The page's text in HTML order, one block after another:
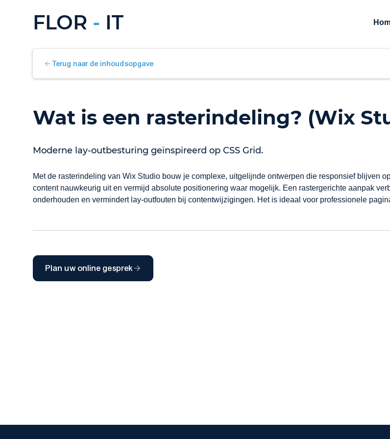
FLOR - IT
Terug naar de inhoudsopgave
Wat is een rasterindeling? (Wix
Moderne lay-outbesturing geïnspireerd op CSS Grid.
Met de rasterindeling van Wix Studio bouw je complexe, uitgelijnde ontwerpen die responsief blijven
content nauwkeurig uit en vermijd absolute positionering waar mogelijk. Een rastergerichte aanpak
onderhouden en vermindert lay-outfouten bij contentwijzigingen. Het is ideaal voor professionele
Plan uw online gesprek